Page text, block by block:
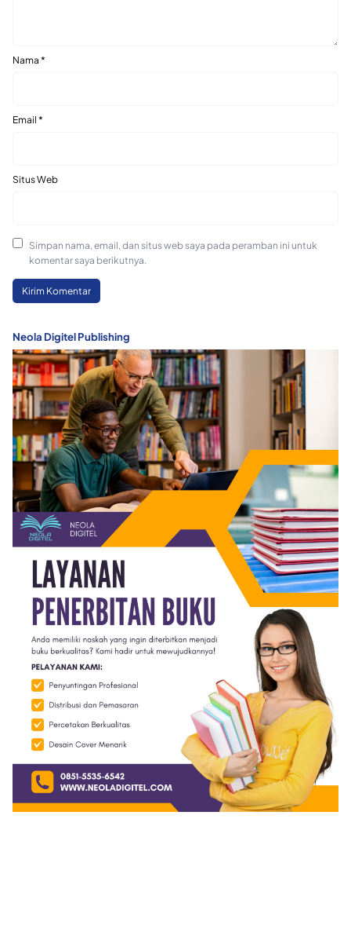
Nama *
Email *
Situs Web
Simpan nama, email, dan situs web saya pada peramban ini untuk
komentar saya berikutnya.
Neola Digitel Publishing